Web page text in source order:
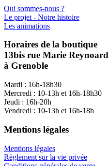
Qui sommes-nous ?
Le projet - Notre histoire
Les animations
Horaires de la boutique
13bis rue Marie Reynoard
à Grenoble
Mardi : 16h-18h30
Mercredi : 10-13h et 16h-18h30
Jeudi : 16h-20h
Vendredi : 10-13h et 16h-18h
Mentions légales
Mentions légales
Règlement sur la vie privée